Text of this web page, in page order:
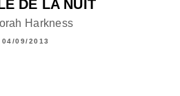
DE LA NUIT
Harkness
04/09/2013